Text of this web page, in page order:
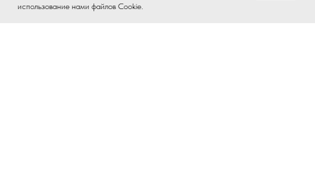
использование нами файлов Cookie.